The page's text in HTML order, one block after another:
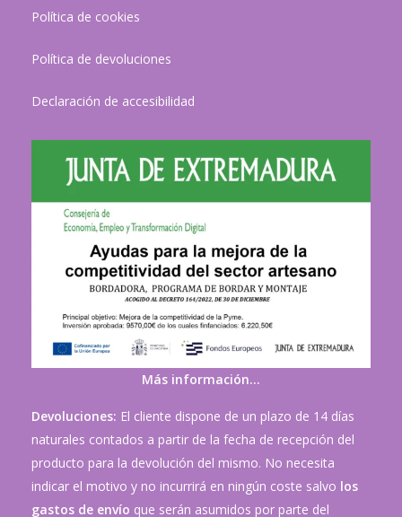
Política de cookies
Política de devoluciones
Declaración de accesibilidad
Más información…
Devoluciones: El cliente dispone de un plazo de 14 días
naturales contados a partir de la fecha de recepción del
producto para la devolución del mismo. No necesita
indicar el motivo y no incurrirá en ningún coste salvo los
gastos de envío que serán asumidos por parte del